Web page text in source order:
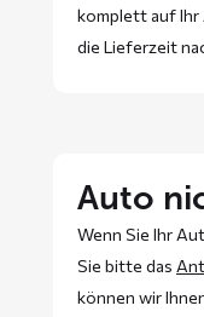
komplett auf
die Lieferzeit
Auto
Wenn Sie Ihr
Sie bitte das
können wir